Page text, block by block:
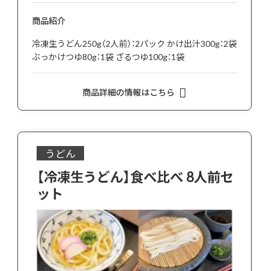
商品紹介
冷凍生うどん250g（2人前）：2パック かけ出汁300g：2袋
ぶっかけつゆ80g：1袋 ざるつゆ100g：1袋
商品詳細の情報はこちら
うどん
【冷凍生うどん】食べ比べ 8人前セ
ット